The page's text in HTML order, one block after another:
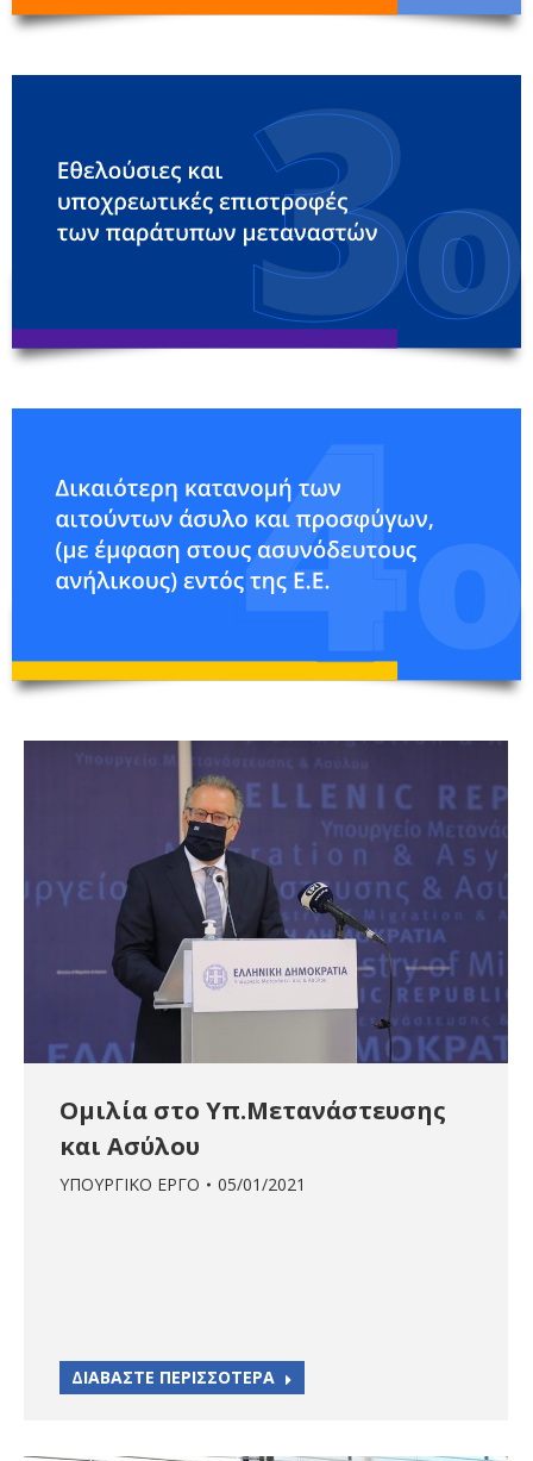
Ομιλία στο Υπ.Μετανάστευσης
και Ασύλου
ΥΠΟΥΡΓΙΚΟ ΕΡΓΟ 05/01/2021
ΔΙΑΒΑΣΤΕ ΠΕΡΙΣΣΟΤΕΡΑ